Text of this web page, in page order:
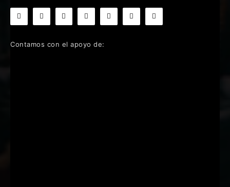
Contamos con el apoyo de: